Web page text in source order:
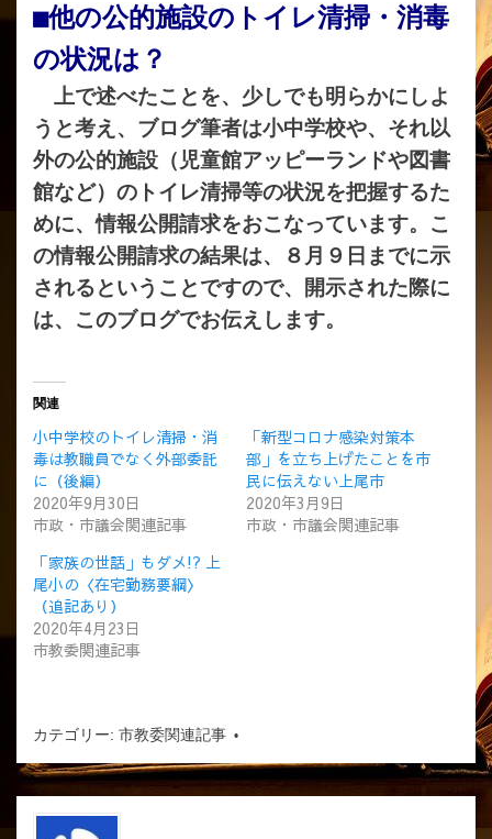
■他の公的施設のトイレ清掃・消毒
の状況は？
上で述べたことを、少しでも明らかにしよ
うと考え、ブログ筆者は小中学校や、それ以
外の公的施設（児童館アッピーランドや図書
館など）のトイレ清掃等の状況を把握するた
めに、情報公開請求をおこなっています。こ
の情報公開請求の結果は、８月９日までに示
されるということですので、開示された際に
は、このブログでお伝えします。
関連
小中学校のトイレ清掃・消
毒は教職員でなく外部委託
に（後編）
2020年9月30日
市政・市議会関連記事
「新型コロナ感染対策本
部」を立ち上げたことを市
民に伝えない上尾市
2020年3月9日
市政・市議会関連記事
「家族の世話」もダメ!? 上
尾小の〈在宅勤務要綱〉
（追記あり）
2020年4月23日
市教委関連記事
カテゴリー: 市教委関連記事